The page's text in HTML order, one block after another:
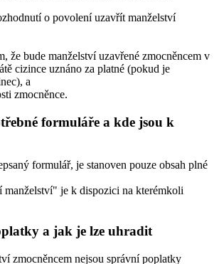
o povolení uzavřít manželství
že bude manželství uzavřené zmocněncem v
cizince uznáno za platné (pokud je
a
zmocněnce.
formuláře a kde jsou k
formulář, je stanoven pouze obsah plné
je k dispozici na kterémkoli
a jak je lze uhradit
zmocněncem nejsou správní poplatky